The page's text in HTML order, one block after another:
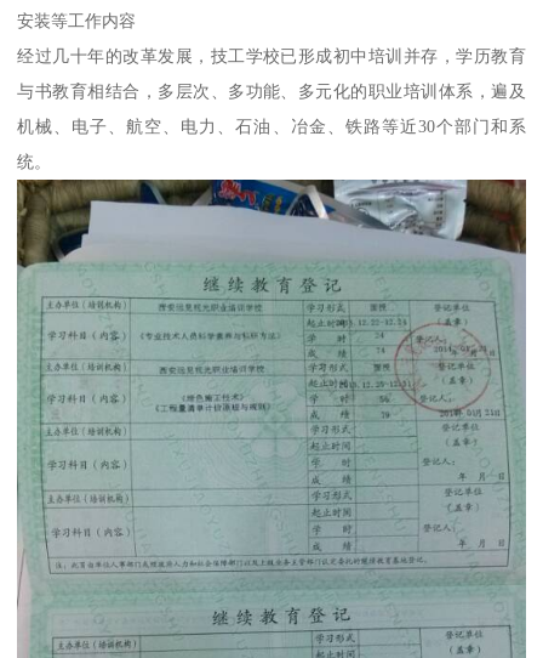
安装等工作内容
经过几十年的改革发展，技工学校已形成初中培训并存，学历教育
与书教育相结合，多层次、多功能、多元化的职业培训体系，遍及
机械、电子、航空、电力、石油、冶金、铁路等近30个部门和系
统。